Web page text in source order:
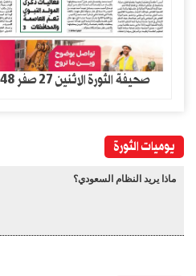
صحيفة الثورة الاثنين 27 صفر 1448 – 10 اغسطس 2026
يوميات الثورة
ماذا يريد النظام السعودي؟